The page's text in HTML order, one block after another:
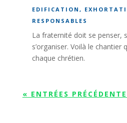
EDIFICATION ,
RESPONSABLES
La fraternité doit se penser,
s’organiser. Voilà le chantier
chaque chrétien.
« ENTRÉES